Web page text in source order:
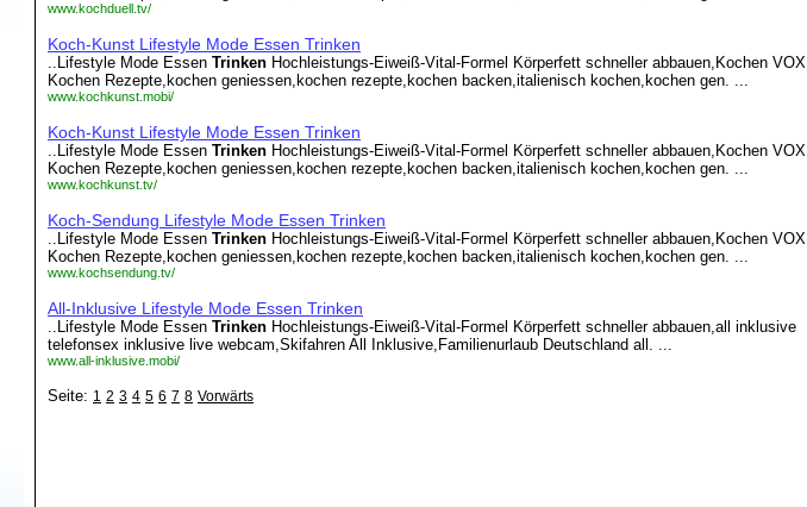
www.kochduell.tv/
Koch-Kunst Lifestyle Mode Essen Trinken
..Lifestyle Mode Essen Trinken Hochleistungs-Eiweiß-Vital-Formel Körperfett schneller abbauen,Kochen VOX
Kochen Rezepte,kochen geniessen,kochen rezepte,kochen backen,italienisch kochen,kochen gen. ...
www.kochkunst.mobi/
Koch-Kunst Lifestyle Mode Essen Trinken
..Lifestyle Mode Essen Trinken Hochleistungs-Eiweiß-Vital-Formel Körperfett schneller abbauen,Kochen VOX
Kochen Rezepte,kochen geniessen,kochen rezepte,kochen backen,italienisch kochen,kochen gen. ...
www.kochkunst.tv/
Koch-Sendung Lifestyle Mode Essen Trinken
..Lifestyle Mode Essen Trinken Hochleistungs-Eiweiß-Vital-Formel Körperfett schneller abbauen,Kochen VOX
Kochen Rezepte,kochen geniessen,kochen rezepte,kochen backen,italienisch kochen,kochen gen. ...
www.kochsendung.tv/
All-Inklusive Lifestyle Mode Essen Trinken
..Lifestyle Mode Essen Trinken Hochleistungs-Eiweiß-Vital-Formel Körperfett schneller abbauen,all inklusive
telefonsex inklusive live webcam,Skifahren All Inklusive,Familienurlaub Deutschland all. ...
www.all-inklusive.mobi/
Seite: 1 2 3 4 5 6 7 8 Vorwärts